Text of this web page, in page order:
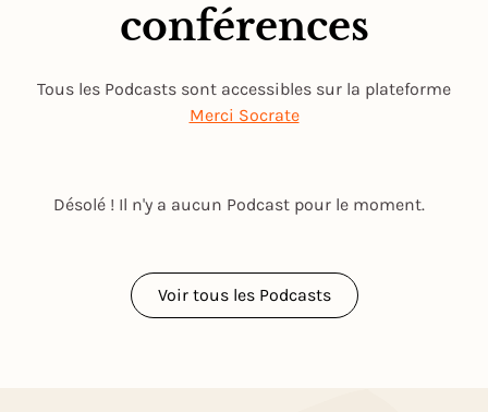
conférences
Tous les Podcasts sont accessibles sur la plateforme
Merci Socrate
Désolé ! Il n'y a aucun Podcast pour le moment.
Voir tous les Podcasts